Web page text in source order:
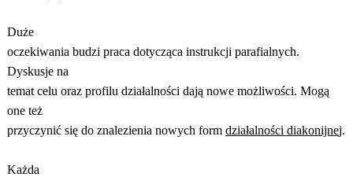
Duże
oczekiwania budzi praca dotycząca instrukcji parafialnych.
Dyskusje na
temat celu oraz profilu działalności dają nowe możliwości. Mogą
one też
przyczynić się do znalezienia nowych form działalności diakonijnej.
Każda